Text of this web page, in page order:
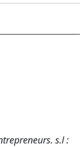
s.l :